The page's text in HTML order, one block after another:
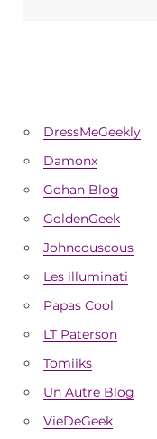
DressMeGeekly
Damonx
Gohan Blog
GoldenGeek
Johncouscous
Les illuminati
Papas Cool
LT Paterson
Tomiiks
Un Autre Blog
VieDeGeek